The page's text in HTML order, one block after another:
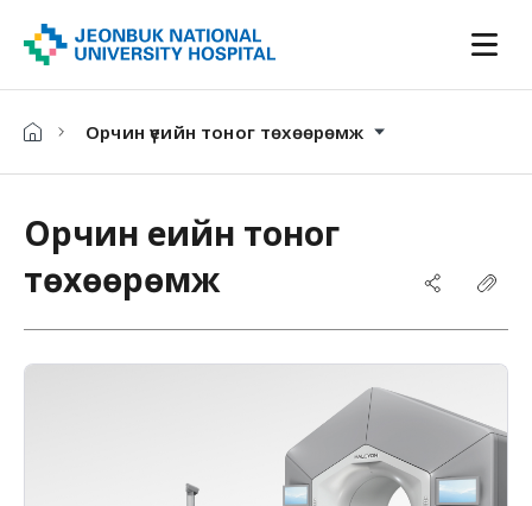
Орчин үеийн тоног төхөөрөмж
Орчин үеийн тоног
төхөөрөмж